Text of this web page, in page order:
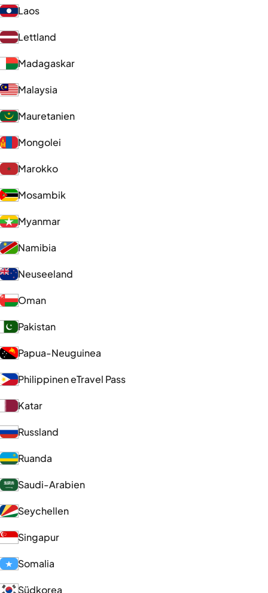
Laos
Lettland
Madagaskar
Malaysia
Mauretanien
Mongolei
Marokko
Mosambik
Myanmar
Namibia
Neuseeland
Oman
Pakistan
Papua-Neuguinea
Philippinen eTravel Pass
Katar
Russland
Ruanda
Saudi-Arabien
Seychellen
Singapur
Somalia
Südkorea